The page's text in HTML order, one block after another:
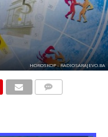
HOROSKOP - RADIOSARAJEVO.BA